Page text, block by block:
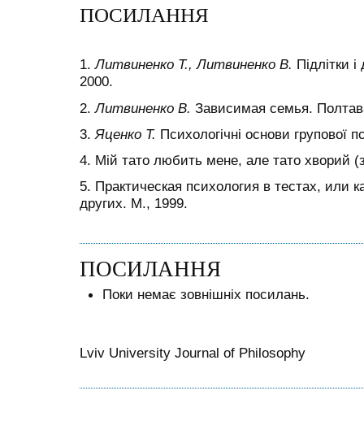
ПОСИЛАННЯ
1.Литвиненко Т., Литвиненко В. Підлітки
2000.
2.Литвиненко В. Зависимая семья.
3. Яценко Т. Психологічні основи групової
4. Мій тато любить мене, але тато хворий
5. Практическая психология в тестах, или
других. М., 1999.
ПОСИЛАННЯ
Поки немає зовнішніх посилань.
Lviv University Journal of Philosophy